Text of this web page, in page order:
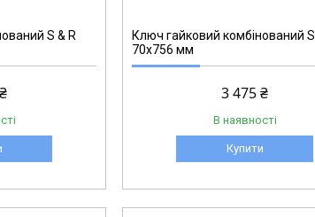
S & R
Ключ гайковий комбінований
70х756 мм
3 475 ₴
В наявності
Купити